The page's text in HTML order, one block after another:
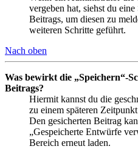
vergeben hat, siehst du
Beitrags, um diesen zu
weiteren Schritte geführt.
Nach oben
Was bewirkt die „Speichern“-
Beitrags?
Hiermit kannst du die
zu einem späteren
Den gesicherten Beitrag
„Gespeicherte Entwürfe
Bereich erneut laden.